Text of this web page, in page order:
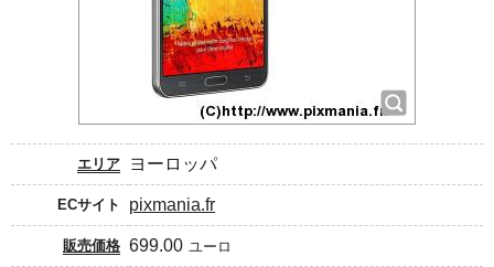
エリア ヨーロッパ
ECサイト pixmania.fr
販売価格 699.00 ユーロ